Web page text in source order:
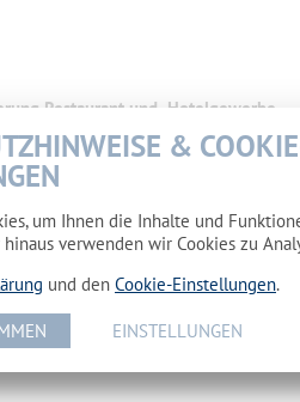
Restaurant und Hotelgewerbe
&
um Ihnen die Inhalte und
verwenden wir Cookies zu
und den Cookie-Einstellungen.
EINSTELLUNGEN